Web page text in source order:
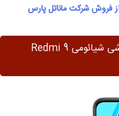
فروش شرکت ماناتل پارس
/ گوشی شیائومی Redmi 9